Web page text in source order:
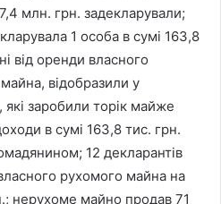
млн. грн. задекларували;
1 особа в сумі 163,8
від оренди власного
відобразили у
заробили торік майже
в сумі 163,8 тис. грн.
12 декларантів
рухомого майна на
нерухоме майно продав 71